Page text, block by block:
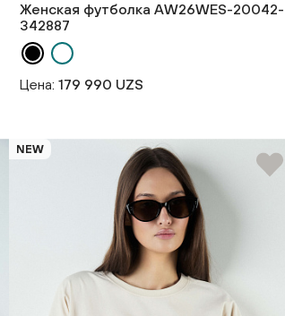
Женская футболка AW26WES-20042-
342887
Цена: 179 990 UZS
NEW